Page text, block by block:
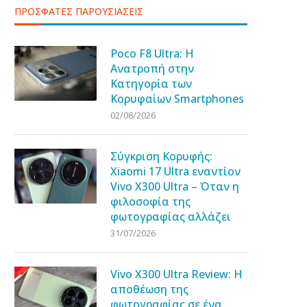
ΠΡΟΣΦΑΤΕΣ ΠΑΡΟΥΣΙΑΣΕΙΣ
Poco F8 Ultra: Η
Ανατροπή στην
Κατηγορία των
Κορυφαίων Smartphones
02/08/2026
Σύγκριση Κορυφής:
Xiaomi 17 Ultra εναντίον
Vivo X300 Ultra – Όταν η
φιλοσοφία της
φωτογραφίας αλλάζει
31/07/2026
Vivo X300 Ultra Review: Η
αποθέωση της